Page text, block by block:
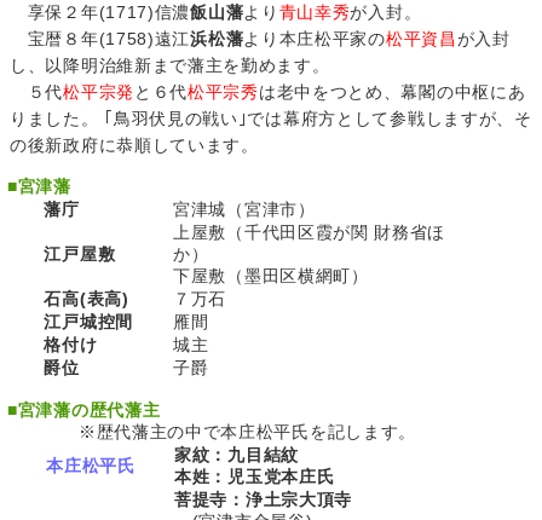
享保２年(1717)信濃飯山藩より 青山幸秀が入封。
宝暦８年(1758)遠江浜松藩より本庄松平家の松平資昌が入封
し、以降明治維新まで藩主を勤めます。
５代松平宗発 と６代松平宗秀は老中をつとめ、幕閣の中枢にあ
りました。 ｢鳥羽伏見の戦い｣では幕府方として参戦しますが、そ
の後新政府に恭順しています。
■宮津藩
藩庁
宮津城（宮津市）
江戸屋敷
上屋敷（千代田区霞が関 財務省ほ
か）
下屋敷（墨田区横網町）
石高(表高)
７万石
江戸城控間
雁間
格付け
城主
爵位
子爵
■宮津藩の歴代藩主
※歴代藩主の中で本庄松平氏を記します。
本庄松平氏
家紋：九目結紋
本姓：児玉党本庄氏
菩提寺：浄土宗大頂寺